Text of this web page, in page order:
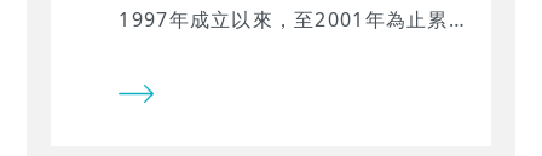
1997年成立以來，至2001年為止累積
普爾500指數（S&P500）的兩倍以